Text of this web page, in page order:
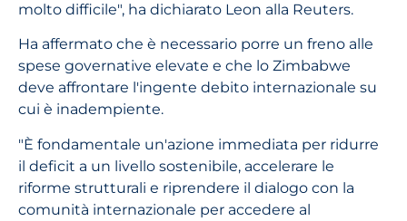
molto difficile", ha dichiarato Leon alla Reuters.
Ha affermato che è necessario porre un freno alle
spese governative elevate e che lo Zimbabwe
deve affrontare l'ingente debito internazionale su
cui è inadempiente.
"È fondamentale un'azione immediata per ridurre
il deficit a un livello sostenibile, accelerare le
riforme strutturali e riprendere il dialogo con la
comunità internazionale per accedere al